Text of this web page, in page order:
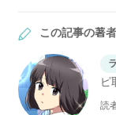
この記事の著者
ピ
読